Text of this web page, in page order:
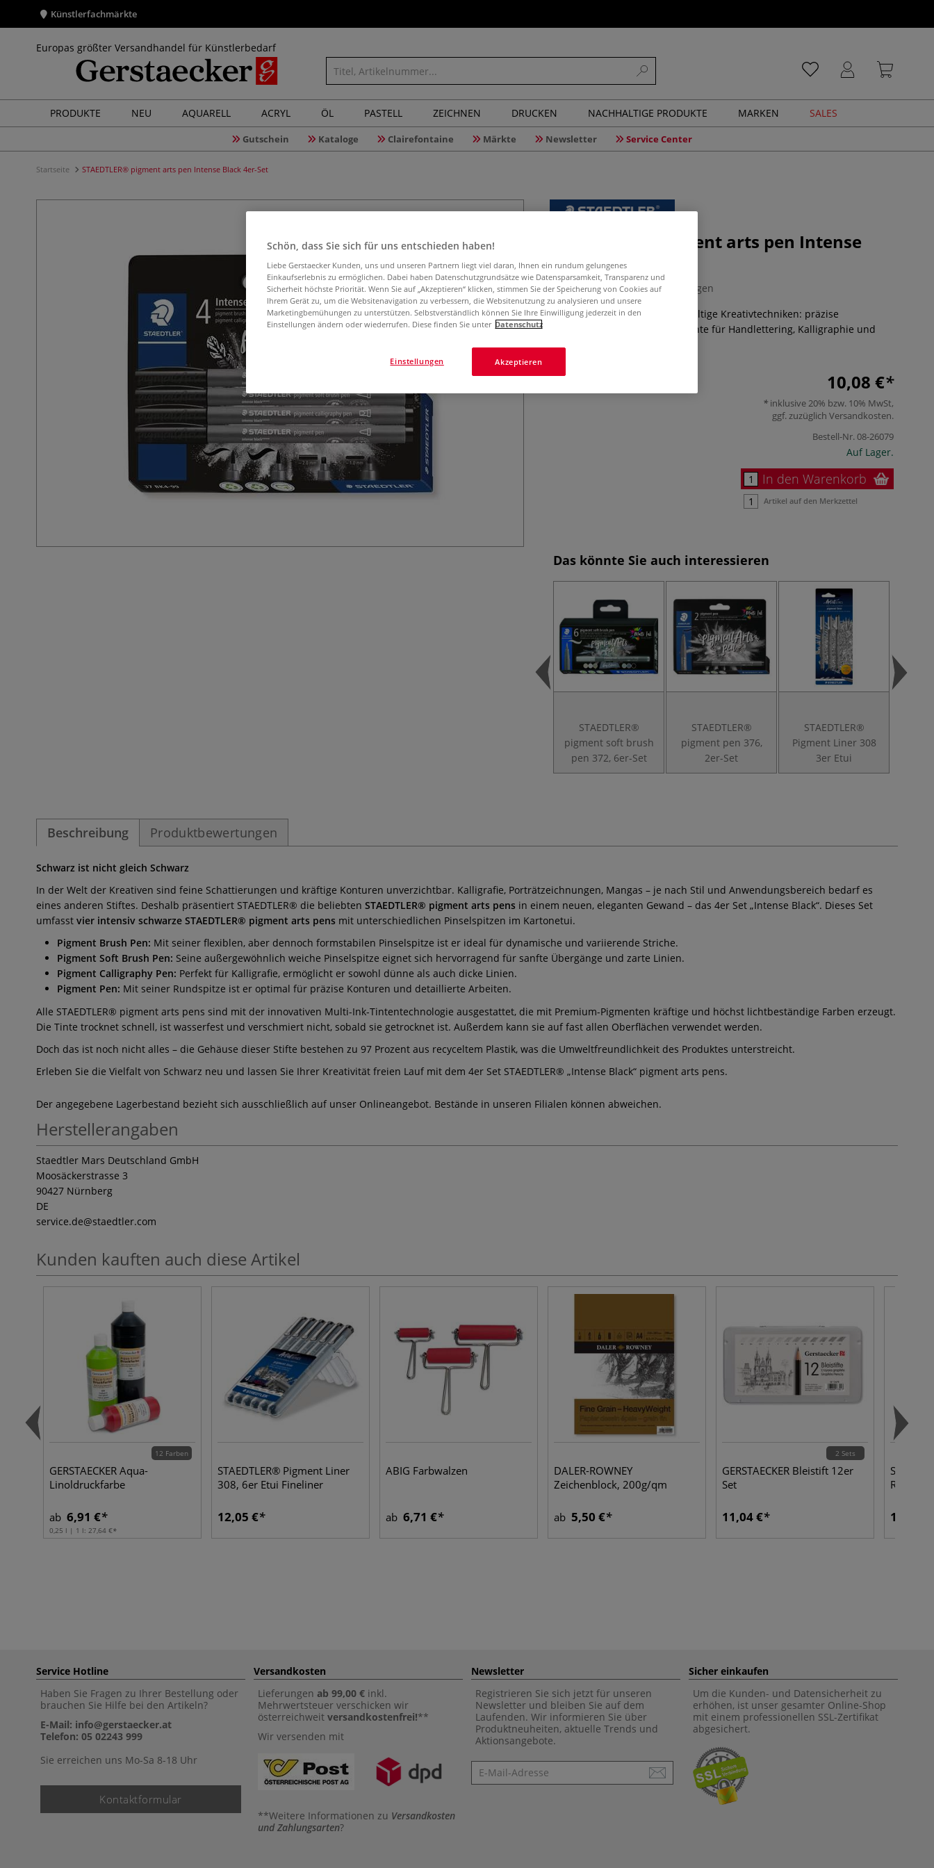
Künstlerfachmärkte
Europas größter Versandhandel für Künstlerbedarf
PRODUKTE NEU AQUARELL ACRYL ÖL PASTELL ZEICHNEN DRUCKEN NACHHALTIGE PRODUKTE MARKEN SALES
Gutschein Kataloge Clairefontaine Märkte Newsletter Service Center
Startseite STAEDTLER® pigment arts pen Intense Black 4er-Set
STAEDTLER® pigment arts pen Intense
Black 4er-Set
0 Bewertungen
Vier verschiedene Stifte für vielfältige Kreativtechniken: präzise
Linienführung und kräftige Akzente für Handlettering, Kalligraphie und
Illustrationen.
10,08 €
inklusive 20% bzw. 10% MwSt,
ggf. zuzüglich Versandkosten.
Bestell-Nr.08-26079
Auf Lager.
In den Warenkorb
Artikel auf den Merkzettel
Das könnte Sie auch interessieren
STAEDTLER®
pigment soft brush
pen 372, 6er-Set
STAEDTLER®
pigment pen 376,
2er-Set
STAEDTLER®
Pigment Liner 308
3er Etui
Beschreibung Produktbewertungen
Schwarz ist nicht gleich Schwarz
In der Welt der Kreativen sind feine Schattierungen und kräftige Konturen unverzichtbar. Kalligrafie, Porträtzeichnungen, Mangas – je nach Stil und Anwendungsbereich bedarf es
eines anderen Stiftes. Deshalb präsentiert STAEDTLER® die beliebten STAEDTLER® pigment arts pens in einem neuen, eleganten Gewand – das 4er Set „Intense Black“. Dieses Set
umfasst vier intensiv schwarze STAEDTLER® pigment arts pens mit unterschiedlichen Pinselspitzen im Kartonetui.
Pigment Brush Pen: Mit seiner flexiblen, aber dennoch formstabilen Pinselspitze ist er ideal für dynamische und variierende Striche.
Pigment Soft Brush Pen: Seine außergewöhnlich weiche Pinselspitze eignet sich hervorragend für sanfte Übergänge und zarte Linien.
Pigment Calligraphy Pen: Perfekt für Kalligrafie, ermöglicht er sowohl dünne als auch dicke Linien.
Pigment Pen: Mit seiner Rundspitze ist er optimal für präzise Konturen und detaillierte Arbeiten.
Alle STAEDTLER® pigment arts pens sind mit der innovativen Multi-Ink-Tintentechnologie ausgestattet, die mit Premium-Pigmenten kräftige und höchst lichtbeständige Farben erzeugt.
Die Tinte trocknet schnell, ist wasserfest und verschmiert nicht, sobald sie getrocknet ist. Außerdem kann sie auf fast allen Oberflächen verwendet werden.
Doch das ist noch nicht alles – die Gehäuse dieser Stifte bestehen zu 97 Prozent aus recyceltem Plastik, was die Umweltfreundlichkeit des Produktes unterstreicht.
Erleben Sie die Vielfalt von Schwarz neu und lassen Sie Ihrer Kreativität freien Lauf mit dem 4er Set STAEDTLER® „Intense Black“ pigment arts pens.
Der angegebene Lagerbestand bezieht sich ausschließlich auf unser Onlineangebot. Bestände in unseren Filialen können abweichen.
Herstellerangaben
Staedtler Mars Deutschland GmbH
Moosäckerstrasse 3
90427 Nürnberg
DE
service.de@staedtler.com
Kunden kauften auch diese Artikel
12 Farben
GERSTAECKER Aqua-
Linoldruckfarbe
ab 6,91 €
0,25 l | 1 l: 27,64 €
STAEDTLER® Pigment Liner
308, 6er Etui Fineliner
12,05 €
ABIG Farbwalzen
ab 6,71 €
DALER-ROWNEY
Zeichenblock, 200g/qm
ab 5,50 €
2 Sets
GERSTAECKER Bleistift 12er
Set
11,04 €
Radierer
1,56 €
Service Hotline
Haben Sie Fragen zu Ihrer Bestellung oder
brauchen Sie Hilfe bei den Artikeln?
E-Mail: info@gerstaecker.at
Telefon: 05 02243 999
Sie erreichen uns Mo-Sa 8-18 Uhr
Kontaktformular
Versandkosten
Lieferungen ab 99,00 € inkl.
Mehrwertsteuer verschicken wir
österreichweit versandkostenfrei!**
Wir versenden mit
**Weitere Informationen zu Versandkosten
und Zahlungsarten?
Newsletter
Registrieren Sie sich jetzt für unseren
Newsletter und bleiben Sie auf dem
Laufenden. Wir informieren Sie über
Produktneuheiten, aktuelle Trends und
Aktionsangebote.
Newsletter
Sicher einkaufen
Um die Kunden- und Datensicherheit zu
erhöhen, ist unser gesamter Online-Shop
mit einem professionellen SSL-Zertifikat
abgesichert.
Schön, dass Sie sich für uns entschieden haben!
Liebe Gerstaecker Kunden, uns und unseren Partnern liegt viel daran, Ihnen ein rundum gelungenes
Einkaufserlebnis zu ermöglichen. Dabei haben Datenschutzgrundsätze wie Datensparsamkeit, Transparenz und
Sicherheit höchste Priorität. Wenn Sie auf „Akzeptieren“ klicken, stimmen Sie der Speicherung von Cookies auf
Ihrem Gerät zu, um die Websitenavigation zu verbessern, die Websitenutzung zu analysieren und unsere
Marketingbemühungen zu unterstützen. Selbstverständlich können Sie Ihre Einwilligung jederzeit in den
Einstellungen ändern oder wiederrufen. Diese finden Sie unter Datenschutz
Akzeptieren
Einstellungen